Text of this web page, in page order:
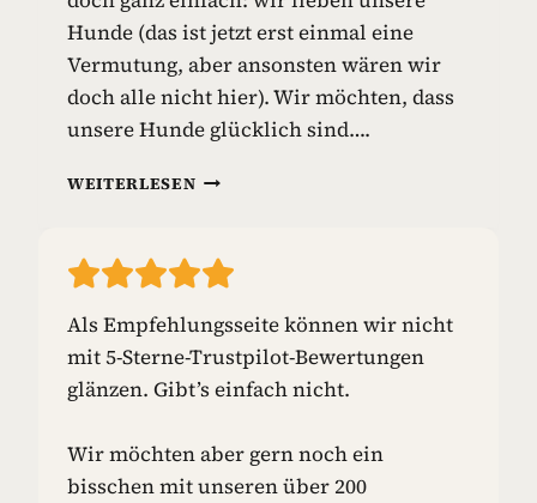
Z
E
U
G
Hunde (das ist jetzt erst einmal eine
Vermutung, aber ansonsten wären wir
doch alle nicht hier). Wir möchten, dass
unsere Hunde glücklich sind….
WEITERLESENS
E
K
M
A
T
E
N
Als Empfehlungsseite können wir nicht
mit 5-Sterne-Trustpilot-Bewertungen
glänzen. Gibt’s einfach nicht.
Wir möchten aber gern noch ein
bisschen mit unseren über 200